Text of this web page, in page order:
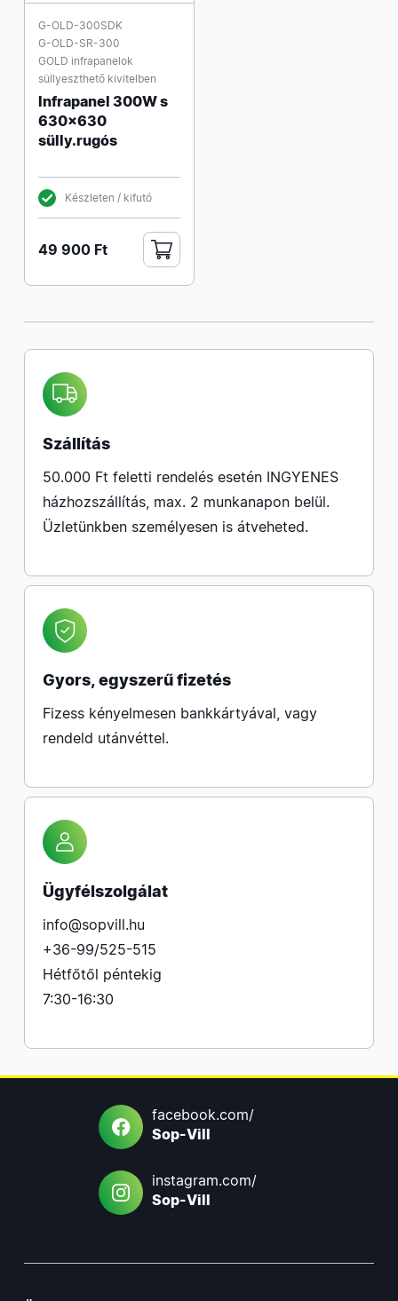
G-OLD-300SDK
G-OLD-SR-300
GOLD infrapanelok
süllyeszthető kivitelben
Infrapanel 300W s
630x630
sülly.rugós
Készleten / kifutó
49 900 Ft
Szállítás
50.000 Ft feletti rendelés esetén INGYENES
házhozszállítás, max. 2 munkanapon belül.
Üzletünkben személyesen is átveheted.
Gyors, egyszerű fizetés
Fizess kényelmesen bankkártyával, vagy
rendeld utánvéttel.
Ügyfélszolgálat
info@sopvill.hu
+36-99/525-515
Hétfőtől péntekig
7:30-16:30
facebook.com/
Sop-Vill
instagram.com/
Sop-Vill